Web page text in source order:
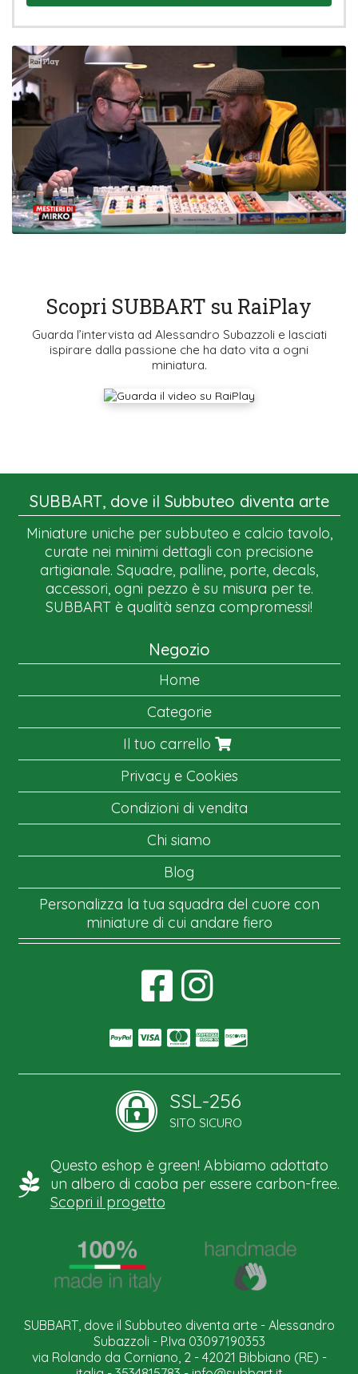
Scopri SUBBART su RaiPlay
Guarda l’intervista ad Alessandro Subazzoli e lasciati
ispirare dalla passione che ha dato vita a ogni
miniatura.
SUBBART, dove il Subbuteo diventa arte
Miniature uniche per subbuteo e calcio tavolo,
curate nei minimi dettagli con precisione
artigianale. Squadre, palline, porte, decals,
accessori, ogni pezzo è su misura per te.
SUBBART è qualità senza compromessi!
Negozio
Home
Categorie
Il tuo carrello
Privacy e Cookies
Condizioni di vendita
Chi siamo
Blog
Personalizza la tua squadra del cuore con
miniature di cui andare fiero
SSL-256
SITO SICURO
Questo eshop è green! Abbiamo adottato
un albero di caoba per essere carbon-free.
Scopri il progetto
SUBBART, dove il Subbuteo diventa arte - Alessandro
Subazzoli - P.Iva 03097190353
via Rolando da Corniano, 2 - 42021 Bibbiano (RE) -